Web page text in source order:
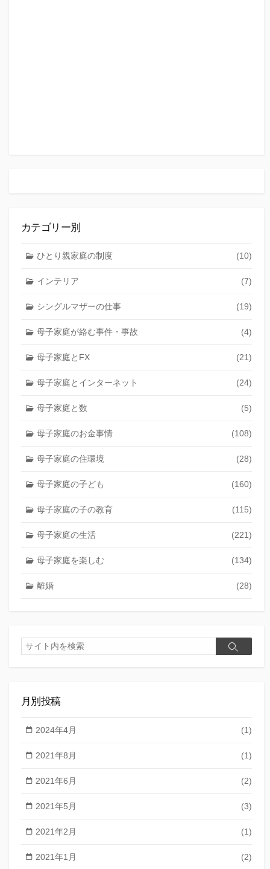
カテゴリー別
ひとり親家庭の制度 (10)
インテリア (7)
シングルマザーの仕事 (19)
母子家庭が絡む事件・事故 (4)
母子家庭とFX (21)
母子家庭とインターネット (24)
母子家庭と数 (5)
母子家庭のお金事情 (108)
母子家庭の住環境 (28)
母子家庭の子ども (160)
母子家庭の子の教育 (115)
母子家庭の生活 (221)
母子家庭を楽しむ (134)
離婚 (28)
検
索
検
月別投稿
2024年4月 (1)
2021年8月 (1)
2021年6月 (2)
2021年5月 (3)
2021年2月 (1)
2021年1月 (2)